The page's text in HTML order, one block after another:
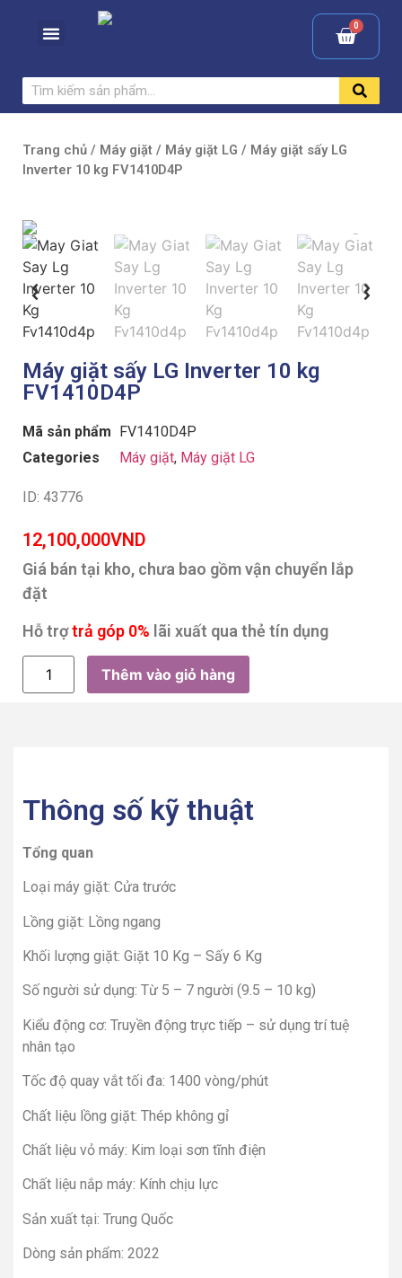
Trang chủ / Máy giặt / Máy giặt LG / Máy giặt sấy LG
Inverter 10 kg FV1410D4P
Máy giặt sấy LG Inverter 10 kg
FV1410D4P
Mã sản phẩm FV1410D4P
Categories
Máy giặt, Máy giặt LG
ID: 43776
12,100,000VND
Giá bán tại kho, chưa bao gồm vận chuyển lắp
đặt
Hỗ trợtrả góp 0% lãi xuất qua thẻ tín dụng
Thêm vào giỏ hàng
Thông số kỹ thuật
Tổng quan
Loại máy giặt: Cửa trước
Lồng giặt: Lồng ngang
Khối lượng giặt: Giặt 10 Kg – Sấy 6 Kg
Số người sử dụng: Từ 5 – 7 người (9.5 – 10 kg)
Kiểu động cơ: Truyền động trực tiếp – sử dụng trí tuệ
nhân tạo
Tốc độ quay vắt tối đa: 1400 vòng/phút
Chất liệu lồng giặt: Thép không gỉ
Chất liệu vỏ máy: Kim loại sơn tĩnh điện
Chất liệu nắp máy: Kính chịu lực
Sản xuất tại: Trung Quốc
Dòng sản phẩm: 2022